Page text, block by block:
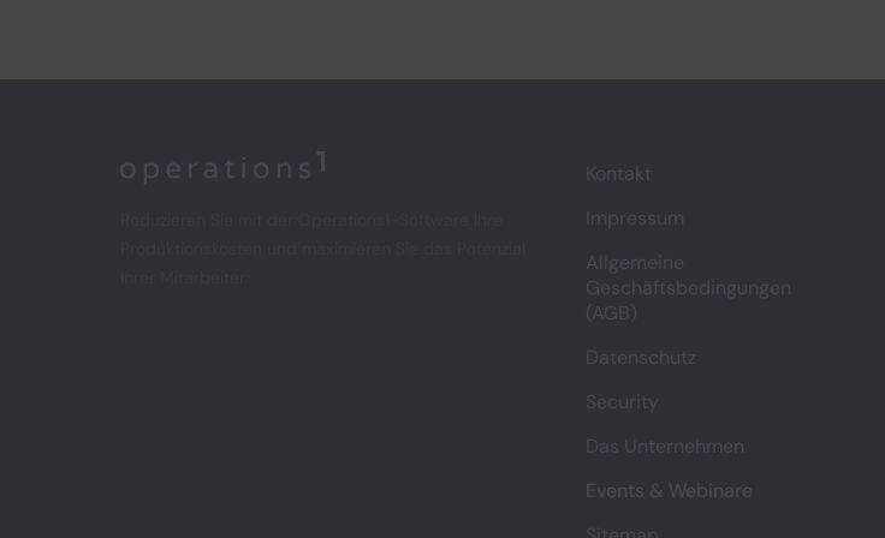
Kontakt
Impressum
Allgemeine
Geschäftsbedingungen
(AGB)
Datenschutz
Security
Das Unternehmen
Events & Webinare